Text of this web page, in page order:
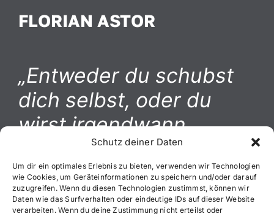
Schutz deiner Daten
Um dir ein optimales Erlebnis zu bieten, verwenden wir Technologien
wie Cookies, um Geräteinformationen zu speichern und/oder darauf
zuzugreifen. Wenn du diesen Technologien zustimmst, können wir
Daten wie das Surfverhalten oder eindeutige IDs auf dieser Website
verarbeiten. Wenn du deine Zustimmung nicht erteilst oder
FLORIAN ASTOR
„Entweder du schubst
dich selbst, oder du
wirst irgendwann
geschubst.“